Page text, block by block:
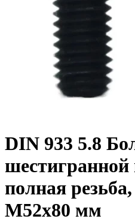
DIN 933 5.8
шестигранной
полная
M52x80 мм